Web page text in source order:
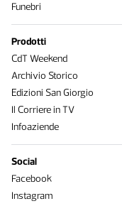
Funebri
Prodotti
CdT Weekend
Archivio Storico
Edizioni San Giorgio
Il Corriere in TV
Infoaziende
Social
Facebook
Instagram